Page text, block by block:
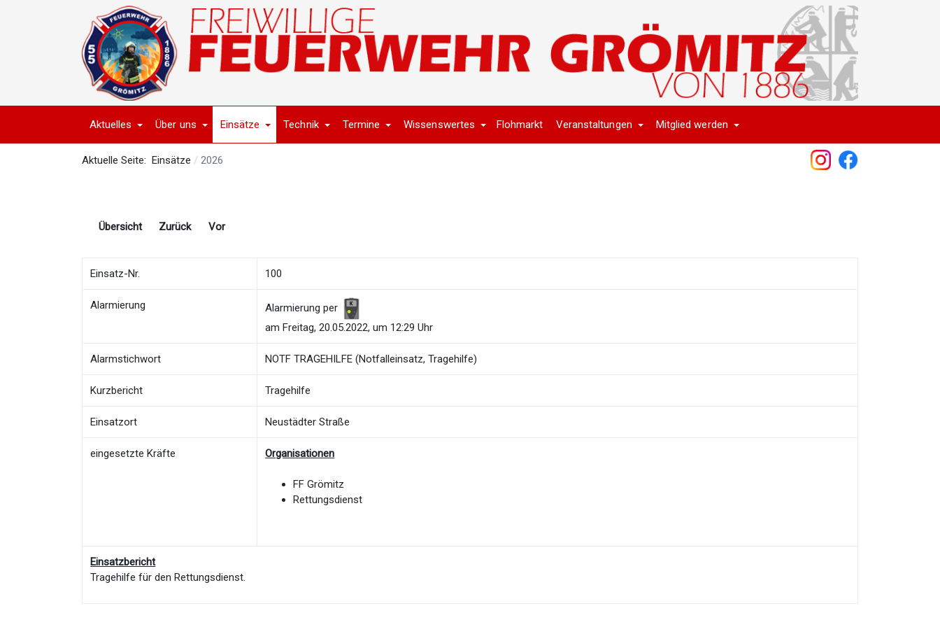
Aktuelles Über uns Einsätze Technik Termine Wissenswertes Flohmarkt Veranstaltungen Mitglied werden
Aktuelle Seite: Einsätze 2026
Übersicht Zurück Vor
Einsatz-Nr. 100
Alarmierung
Alarmierung per
am Freitag, 20.05.2022, um 12:29 Uhr
Alarmstichwort NOTF TRAGEHILFE (Notfalleinsatz, Tragehilfe)
Kurzbericht Tragehilfe
Einsatzort Neustädter Straße
eingesetzte Kräfte Organisationen
FF Grömitz
Rettungsdienst
Einsatzbericht
Tragehilfe für den Rettungsdienst.